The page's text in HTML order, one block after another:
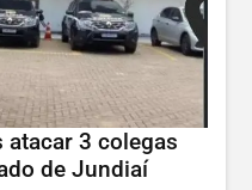
3 colegas
de Jundiaí